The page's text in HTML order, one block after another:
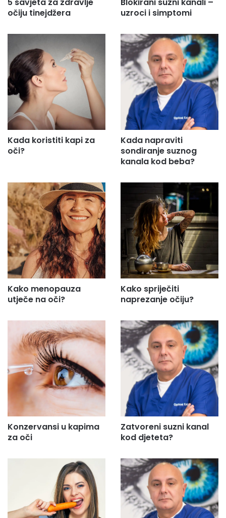
očiju tinejdžera
uzroci i simptomi
Kada koristiti kapi za
oči?
Kada napraviti
sondiranje suznog
kanala kod beba?
Kako menopauza
utječe na oči?
Kako spriječiti
naprezanje očiju?
Konzervansi u kapima
za oči
Zatvoreni suzni kanal
kod djeteta?